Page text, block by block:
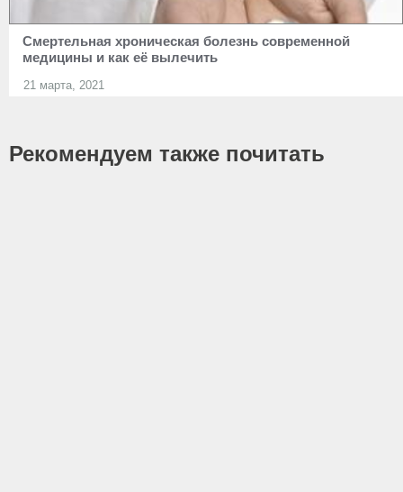
Смертельная хроническая болезнь современной
медицины и как её вылечить
21 марта, 2021
Рекомендуем также почитать